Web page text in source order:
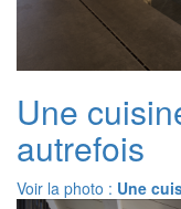
Une
autrefois
Voir la photo : Une